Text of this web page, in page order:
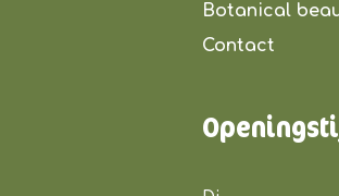
Botanical
Contact